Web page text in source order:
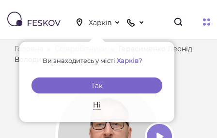
Ви знаходитесь у місті Харків?
Так
Ні
Головна
Герасименко Леонід
Володимирович